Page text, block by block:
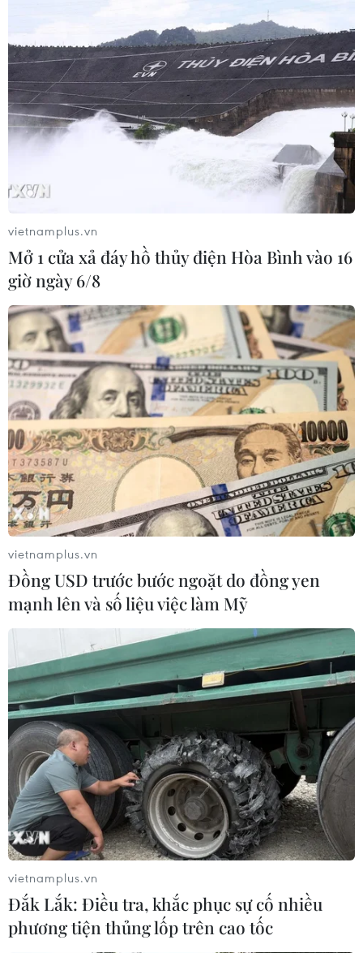
“Đêm huyền ảo” quay trở lại đầy hấp dẫn
tại Nhà hát Lớn Hà Nội
15/08/2022 22:00
tham gia của các nghệ sỹ opera hàng đầu Việt Nam
hiện nay như Huy Đức, Tố Loan, Tùng Lâm, Hương Diệp,
Thu Quỳnh, Thanh Bình, Bùi Trang.
Nhạc kịch 'Những người khốn khổ' tiếp tục
lên sân khấu Nhà hát Lớn
13/09/2022 05:18
Vở nhạc kịch "Những người khốn khổ" gây tiếng vang
lớn đối với công chúng và giới chuyên môn sau 10 đêm
diễn chật kín khán phòng; giành 14 giải thưởng chính ở
Liên hoan ca, múa, nhạc toàn quốc 2021.
vietnamplus.vn
Mở 1 cửa xả đáy hồ thủy điện Hòa Bình vào 16
giờ ngày 6/8
vietnamplus.vn
Đồng USD trước bước ngoặt do đồng yen
mạnh lên và số liệu việc làm Mỹ
vietnamplus.vn
Đắk Lắk: Điều tra, khắc phục sự cố nhiều
phương tiện thủng lốp trên cao tốc